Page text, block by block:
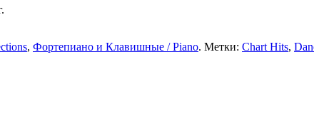
, Фортепиано и Клавишные / Piano. Метки: Chart Hits,